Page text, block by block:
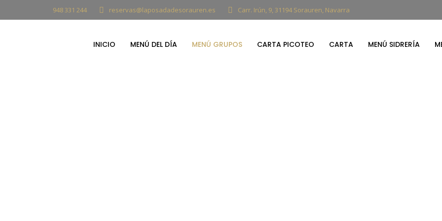
948 331 244 reservas@laposadadesorauren.es Carr. Irún, 9, 31194 Sorauren, Navarra
INICIO MENÚ DEL DÍA MENÚ GRUPOS CARTA PICOTEO CARTA MENÚ SIDRERÍA